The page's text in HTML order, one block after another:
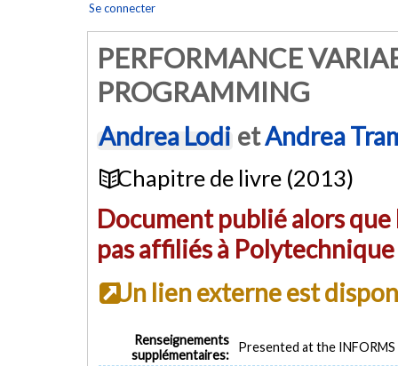
Se connecter
PERFORMANCE
PROGRAMMING
Andrea Lodi etAndrea
Chapitre de livre (2013)
Document publié alors
pas affiliés à
Un lien externe est
Renseignements
supplémentaires:
Presented at the